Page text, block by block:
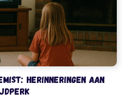
herinneringen aan